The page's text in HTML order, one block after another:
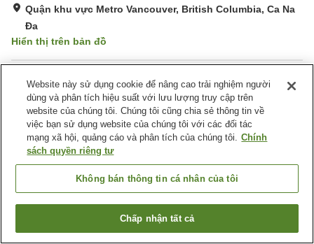
Quận khu vực Metro Vancouver, British Columbia, Ca Na
Đa
Hiển thị trên bản đồ
Tiện nghi chỗ nghỉ
Bãi đỗ xe
Spa / Salon
Nhà hàng
Bar
Trang chủ Ca Na Đa
Quận khu vực Metro Vancouver
Holiday Inn Hotel & Suites Vancouver Downtown
Tìm phòng trống
Website này sử dụng cookie để nâng cao trải nghiệm người
dùng và phân tích hiệu suất với lưu lượng truy cập trên
website của chúng tôi. Chúng tôi cũng chia sẻ thông tin về
việc bạn sử dụng website của chúng tôi với các đối tác
mạng xã hội, quảng cáo và phân tích của chúng tôi. Chính
sách quyền riêng tư
Không bán thông tin cá nhân của tôi
Chấp nhận tất cả